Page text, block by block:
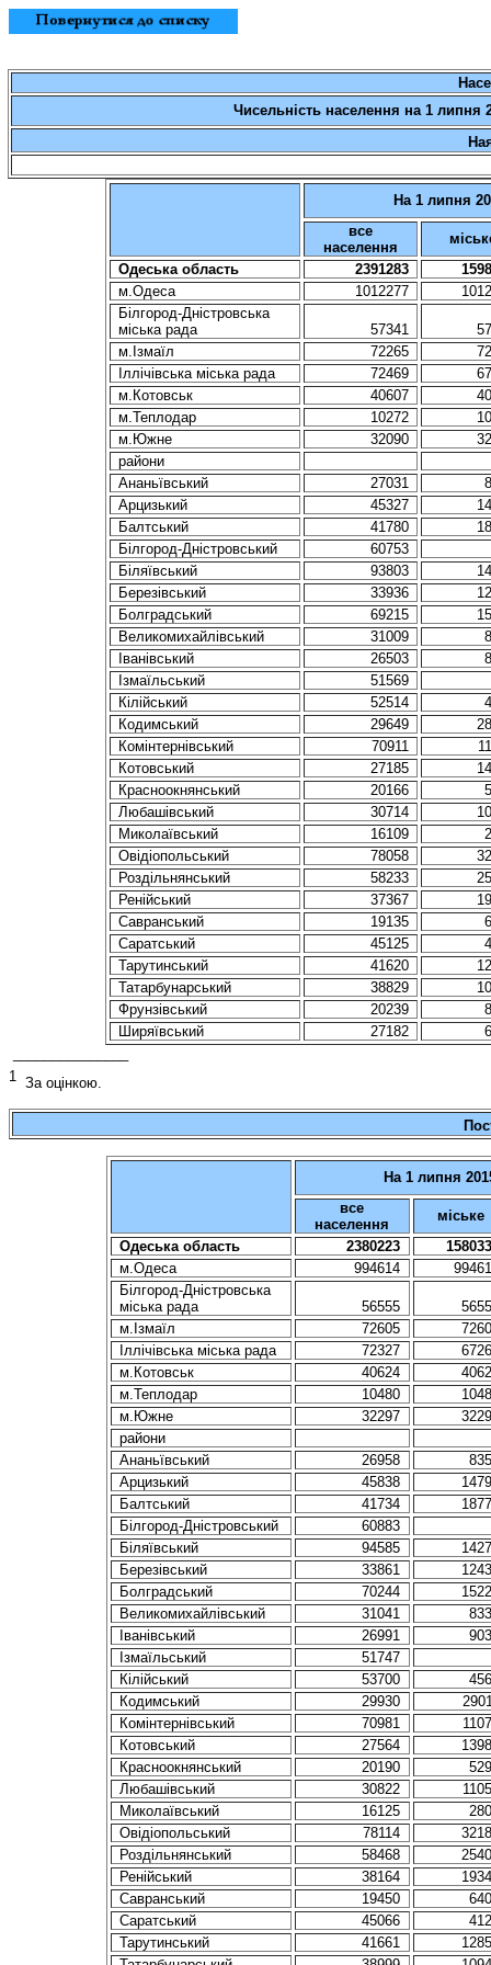
Чисельність населення на 1 липня
На 1 липня
все
населення
Одеська область
2391283
м.Одеса
1012277
Білгород-Дністровська
міська рада
57341
м.Ізмаїл
72265
Іллічівська міська рада
72469
м.Котовськ
40607
м.Теплодар
10272
м.Южне
32090
райони
Ананьївський
27031
Арцизький
45327
Балтський
41780
Білгород-Дністровський
60753
Біляївський
93803
Березівський
33936
Болградський
69215
Великомихайлівський
31009
Іванівський
26503
Ізмаїльський
51569
Кілійський
52514
Кодимський
29649
Комінтернівський
70911
Котовський
27185
Красноокнянський
20166
Любашівський
30714
Миколаївський
16109
Овідіопольський
78058
Роздільнянський
58233
Ренійський
37367
Савранський
19135
Саратський
45125
Тарутинський
41620
Татарбунарський
38829
Фрунзівський
20239
Ширяївський
27182
1 За оцінкою.
На 1 липня
все
населення
міське
Одеська область
2380223
м.Одеса
994614
Білгород-Дністровська
міська рада
56555
м.Ізмаїл
72605
Іллічівська міська рада
72327
м.Котовськ
40624
м.Теплодар
10480
м.Южне
32297
райони
Ананьївський
26958
Арцизький
45838
Балтський
41734
Білгород-Дністровський
60883
Біляївський
94585
Березівський
33861
Болградський
70244
Великомихайлівський
31041
Іванівський
26991
Ізмаїльський
51747
Кілійський
53700
Кодимський
29930
Комінтернівський
70981
Котовський
27564
Красноокнянський
20190
Любашівський
30822
Миколаївський
16125
Овідіопольський
78114
Роздільнянський
58468
Ренійський
38164
Савранський
19450
Саратський
45066
Тарутинський
41661